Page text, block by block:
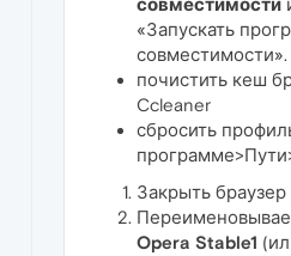
совместимости
«Запускать
совместимости».
почистить кеш
Ccleaner
сбросить
Закрыть браузер
Opera Stable1